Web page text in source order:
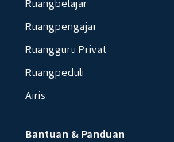
Ruangbelajar
Ruangpengajar
Ruangguru Privat
Ruangpeduli
Airis
Bantuan & Panduan